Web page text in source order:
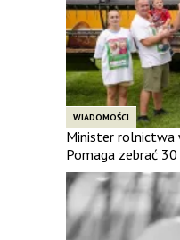
WIADOMOŚCI
Minister rolnictwa
Pomaga zebrać